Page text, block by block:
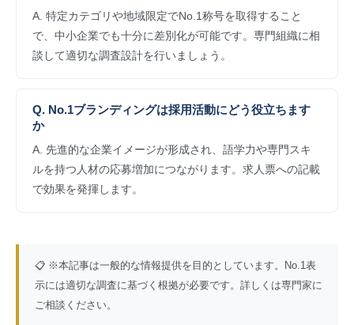
A. 特定カテゴリや地域限定でNo.1称号を取得すること
で、中小企業でも十分に差別化が可能です。専門組織に相
談して適切な調査設計を行いましょう。
Q. No.1ブランディングは採用活動にどう役立ちます
か
A. 先進的な企業イメージが形成され、語学力や専門スキ
ルを持つ人材の応募増加につながります。求人票への記載
で効果を発揮します。
📋 ※本記事は一般的な情報提供を目的としています。No.1表
示には適切な調査に基づく根拠が必要です。詳しくは専門家に
ご相談ください。